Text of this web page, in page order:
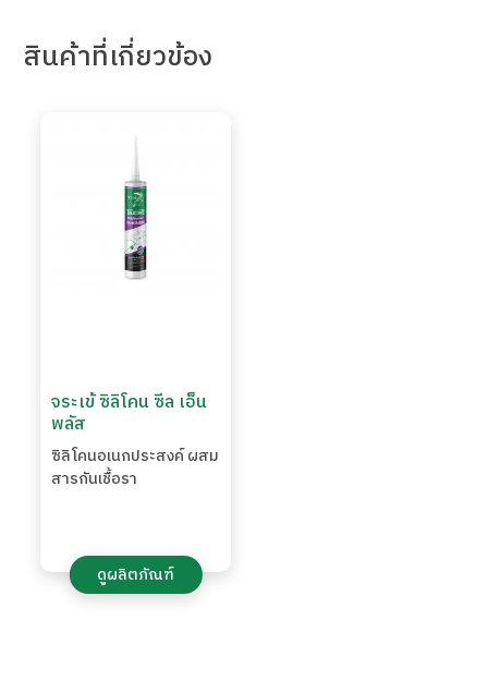
สินค้าที่เกี่ยวข้อง
จระเข้ ซิลิโคน ซีล เอ็น
พลัส
ซิลิโคนอเนกประสงค์ ผสม
สารกันเชื้อรา
ดูผลิตภัณฑ์